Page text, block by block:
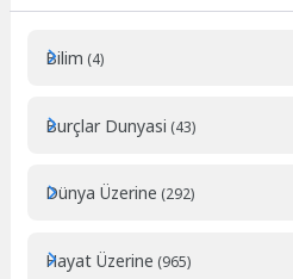
Bilim (4)
Burçlar Dunyasi (43)
Dünya Üzerine (292)
Hayat Üzerine (965)